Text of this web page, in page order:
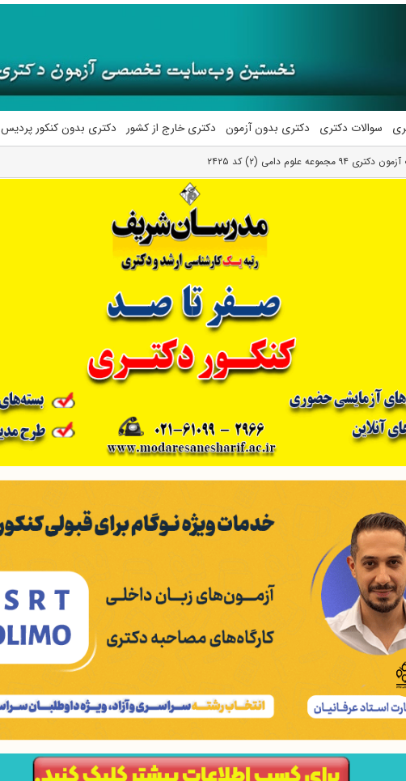
سوالات دکتری دکتری بدون آزمون دکتری خارج از کشور دکتری بدون کنکور پردیس
علوم دامی (۲) کد ۲۴۲۵